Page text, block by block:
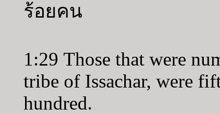
ร้อยคน
1:29 Those that were
tribe of Issachar, were
hundred.